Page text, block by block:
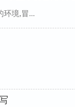
环境,冒...